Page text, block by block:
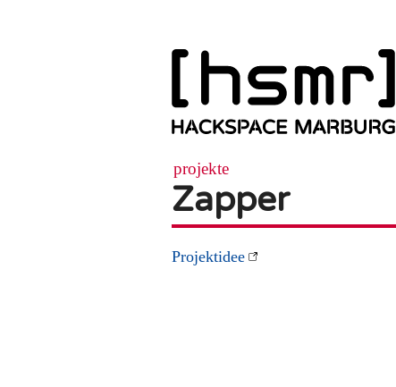
projekte
Zapper
Projektidee